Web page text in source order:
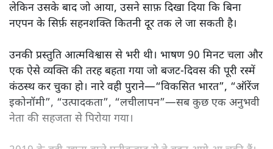
लेकिन उसके बाद जो आया, उसने साफ़ दिखा दिया कि बिना
नएपन के सिर्फ़ सहनशक्ति कितनी दूर तक ले जा सकती है।
उनकी प्रस्तुति आत्मविश्वास से भरी थी। भाषण 90 मिनट चला और
एक ऐसे व्यक्ति की तरह बहता गया जो बजट‑दिवस की पूरी रस्में
कंठस्थ कर चुका हो। नारे वही पुराने—“विकसित भारत”, “ऑरेंज
इकोनॉमी”, “उत्पादकता”, “लचीलापन”—सब कुछ एक अनुभवी
नेता की सहजता से पिरोया गया।